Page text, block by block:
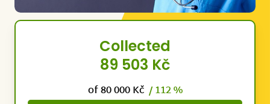
Collected
89 503 Kč
of 80 000 Kč / 112 %